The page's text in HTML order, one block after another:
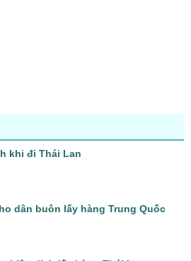
khi đi Thái Lan
dân buôn lấy hàng Trung Quốc